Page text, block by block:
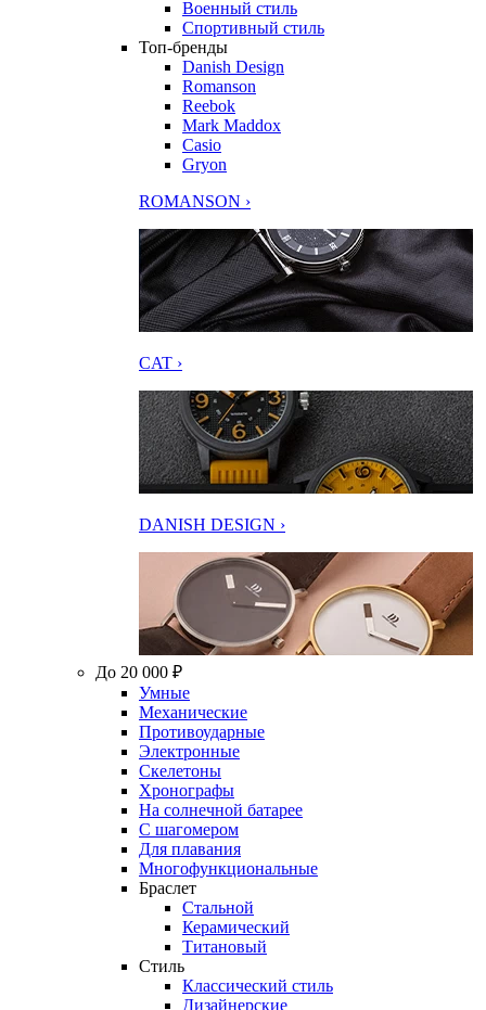
Военный стиль
Спортивный стиль
Топ-бренды
Danish Design
Romanson
Reebok
Mark Maddox
Casio
Gryon
ROMANSON ›
CAT ›
DANISH DESIGN ›
До 20 000 ₽
Умные
Механические
Противоударные
Электронные
Скелетоны
Хронографы
На солнечной батарее
С шагомером
Для плавания
Многофункциональные
Браслет
Стальной
Керамический
Титановый
Стиль
Классический стиль
Дизайнерские